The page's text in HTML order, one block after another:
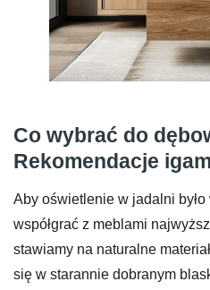
Co wybrać do
Rekomendacje
Aby oświetlenie w jadalni było
współgrać z meblami
stawiamy na naturalne
się w starannie dobranym